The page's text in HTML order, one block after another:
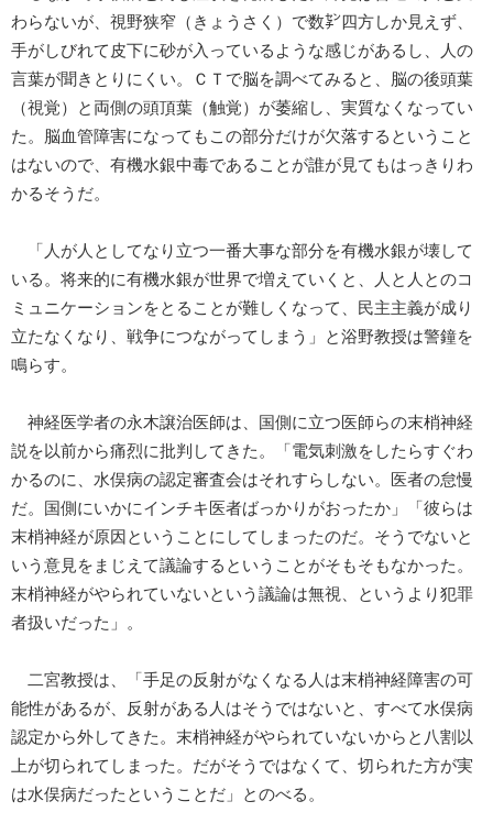
わらないが、視野狭窄（きょうさく）で数㌢四方しか見えず、
手がしびれて皮下に砂が入っているような感じがあるし、人の
言葉が聞きとりにくい。ＣＴで脳を調べてみると、脳の後頭葉
（視覚）と両側の頭頂葉（触覚）が萎縮し、実質なくなってい
た。脳血管障害になってもこの部分だけが欠落するということ
はないので、有機水銀中毒であることが誰が見てもはっきりわ
かるそうだ。
「人が人としてなり立つ一番大事な部分を有機水銀が壊して
いる。将来的に有機水銀が世界で増えていくと、人と人とのコ
ミュニケーションをとることが難しくなって、民主主義が成り
立たなくなり、戦争につながってしまう」と浴野教授は警鐘を
鳴らす。
神経医学者の永木譲治医師は、国側に立つ医師らの末梢神経
説を以前から痛烈に批判してきた。「電気刺激をしたらすぐわ
かるのに、水俣病の認定審査会はそれすらしない。医者の怠慢
だ。国側にいかにインチキ医者ばっかりがおったか」「彼らは
末梢神経が原因ということにしてしまったのだ。そうでないと
いう意見をまじえて議論するということがそもそもなかった。
末梢神経がやられていないという議論は無視、というより犯罪
者扱いだった」。
二宮教授は、「手足の反射がなくなる人は末梢神経障害の可
能性があるが、反射がある人はそうではないと、すべて水俣病
認定から外してきた。末梢神経がやられていないからと八割以
上が切られてしまった。だがそうではなくて、切られた方が実
は水俣病だったということだ」とのべる。